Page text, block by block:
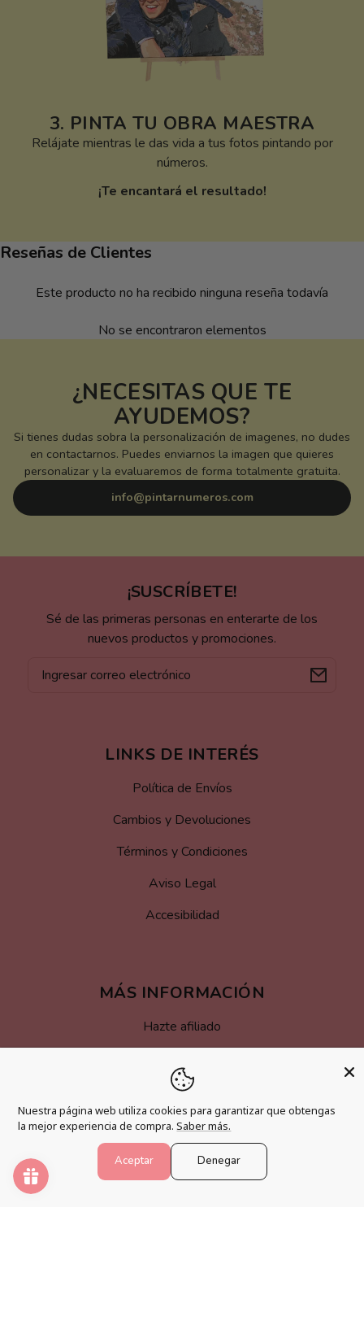
3. PINTA TU OBRA MAESTRA
Relájate mientras le das vida a tus fotos pintando por
números.
¡Te encantará el resultado!
Reseñas de Clientes
Este producto no ha recibido ninguna reseña todavía
No se encontraron elementos
¿NECESITAS QUE TE
AYUDEMOS?
Si tienes dudas sobra la personalización de imagenes, no dudes
en contactarnos. Puedes enviarnos la imagen que quieres
personalizar y la evaluaremos de forma totalmente gratuita.
info@pintarnumeros.com
¡SUSCRÍBETE!
Sé de las primeras personas en enterarte de los
nuevos productos y promociones.
electrónico
LINKS DE INTERÉS
Política de Envíos
Cambios y Devoluciones
Términos y Condiciones
Aviso Legal
Accesibilidad
MÁS INFORMACIÓN
Hazte afiliado
Preguntas frecuentes
Blog
Nuestra página web utiliza cookies para garantizar que obtengas
la mejor experiencia de compra. Saber más.
Aceptar Denegar